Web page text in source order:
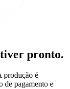
pronto.
produção é
de pagamento e